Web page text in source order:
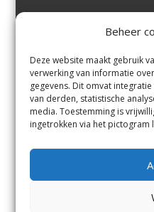
Beheer
Deze website maakt gebruik
verwerking van informatie
gegevens. Dit omvat
van derden, statistische
media. Toestemming is
ingetrokken via het pictogram
Margadantstraat 34
0255-533900
info@jutter.nlofinfo@hofgee
st.nl
Contact
Andere uitgaven
Voorwaarden